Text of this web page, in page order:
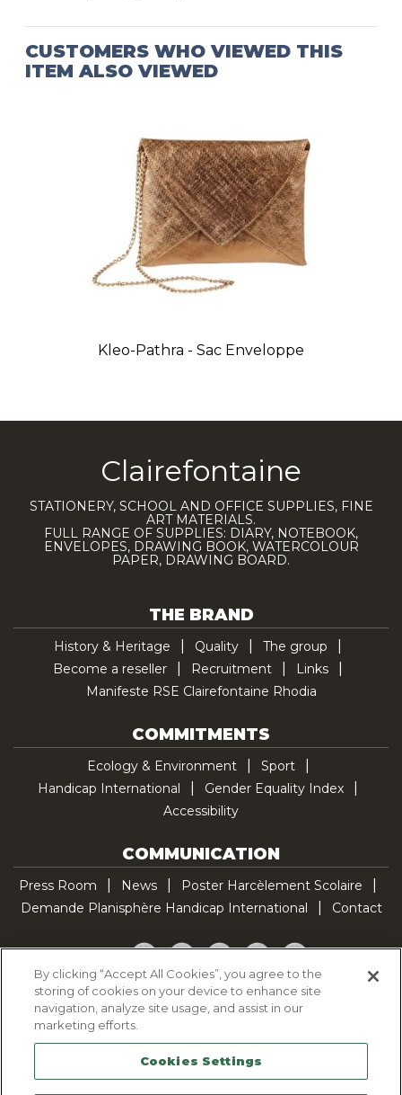
CUSTOMERS WHO VIEWED THIS
ITEM ALSO VIEWED
Kleo-Pathra - Sac Enveloppe
Clairefontaine
STATIONERY, SCHOOL AND OFFICE SUPPLIES, FINE
ART MATERIALS.
FULL RANGE OF SUPPLIES: DIARY, NOTEBOOK,
ENVELOPES, DRAWING BOOK, WATERCOLOUR
PAPER, DRAWING BOARD.
THE BRAND
History & Heritage Quality
The group
Become a reseller
Recruitment
Links
Manifeste RSE Clairefontaine Rhodia
COMMITMENTS
Ecology & Environment
Sport
Handicap International
Gender Equality Index
Accessibility
COMMUNICATION
Press Room News
Poster Harcèlement Scolaire
Demande Planisphère Handicap International
Contact
Facebook
TwitterYouTubePinterestTikTok
Cookie Policy
Legal Notice
Sitemap
Contactez-nous
By clicking “Accept All Cookies”, you agree to the
storing of cookies on your device to enhance site
navigation, analyze site usage, and assist in our
marketing efforts.
Cookies Settings